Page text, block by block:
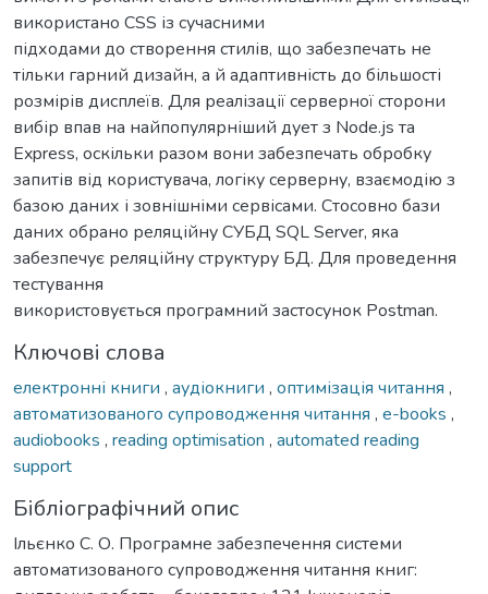
використано CSS із сучасними
підходами до створення стилів, що забезпечать не
тільки гарний дизайн, а й адаптивність до більшості
розмірів дисплеїв. Для реалізації серверної сторони
вибір впав на найпопулярніший дует з Node.js та
Express, оскільки разом вони забезпечать обробку
запитів від користувача, логіку серверну, взаємодію з
базою даних і зовнішніми сервісами. Стосовно бази
даних обрано реляційну СУБД SQL Server, яка
забезпечує реляційну структуру БД. Для проведення
тестування
використовується програмний застосунок Postman.
Ключові слова
електронні книги , аудіокниги , оптимізація читання ,
автоматизованого супроводження читання , e-books ,
audiobooks , reading optimisation , automated reading
support
Бібліографічний опис
Ільєнко С. О. Програмне забезпечення системи
автоматизованого супроводження читання книг: